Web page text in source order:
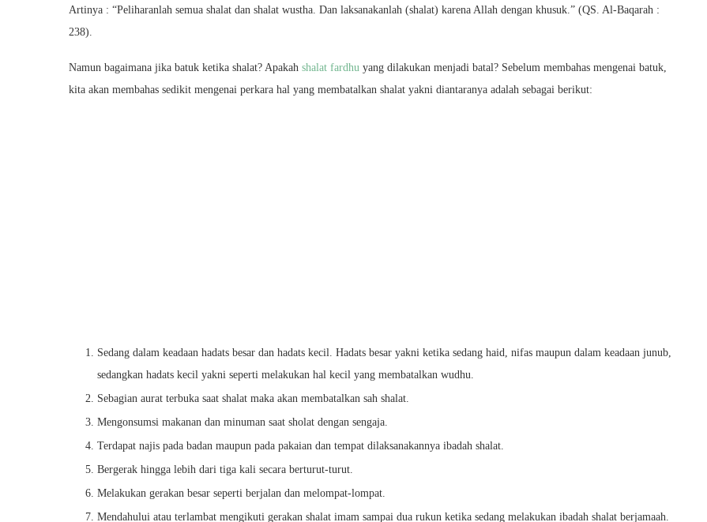
Artinya : “Peliharanlah semua shalat dan shalat wustha. Dan laksanakanlah (shalat) karena Allah dengan khusuk.” (QS. Al-Baqarah :
238).
Namun bagaimana jika batuk ketika shalat? Apakah shalat fardhu yang dilakukan menjadi batal? Sebelum membahas mengenai batuk,
kita akan membahas sedikit mengenai perkara hal yang membatalkan shalat yakni diantaranya adalah sebagai berikut:
Sedang dalam keadaan hadats besar dan hadats kecil. Hadats besar yakni ketika sedang haid, nifas maupun dalam keadaan junub,
sedangkan hadats kecil yakni seperti melakukan hal kecil yang membatalkan wudhu.
Sebagian aurat terbuka saat shalat maka akan membatalkan sah shalat.
Mengonsumsi makanan dan minuman saat sholat dengan sengaja.
Terdapat najis pada badan maupun pada pakaian dan tempat dilaksanakannya ibadah shalat.
Bergerak hingga lebih dari tiga kali secara berturut-turut.
Melakukan gerakan besar seperti berjalan dan melompat-lompat.
Mendahului atau terlambat mengikuti gerakan shalat imam sampai dua rukun ketika sedang melakukan ibadah shalat berjamaah.